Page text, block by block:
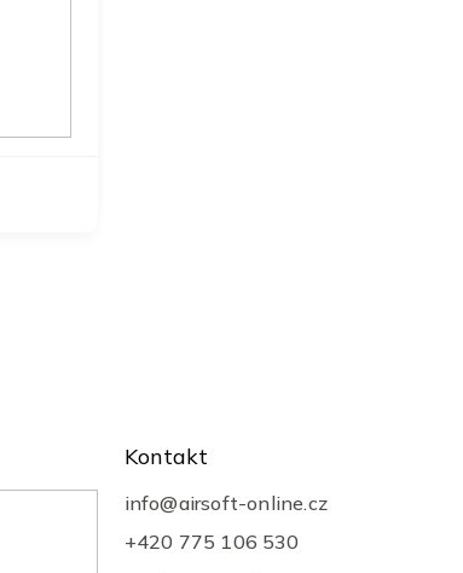
Kontakt
info@airsoft-online.cz
+420 775 106 530